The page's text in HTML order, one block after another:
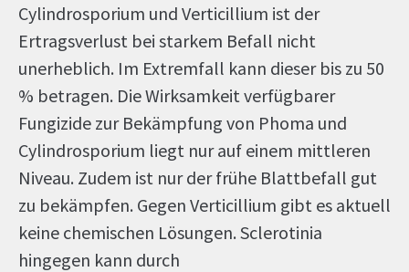
Cylindrosporium und Verticillium ist der
Ertragsverlust bei starkem Befall nicht
unerheblich. Im Extremfall kann dieser bis zu 50
% betragen. Die Wirksamkeit verfügbarer
Fungizide zur Bekämpfung von Phoma und
Cylindrosporium liegt nur auf einem mittleren
Niveau. Zudem ist nur der frühe Blattbefall gut
zu bekämpfen. Gegen Verticillium gibt es aktuell
keine chemischen Lösungen. Sclerotinia
hingegen kann durch